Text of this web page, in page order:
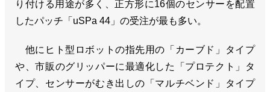
り付ける用途が多く、正方形に16個のセンサーを配置
したパッチ「uSPa 44」の受注が最も多い。
他にヒト型ロボットの指先用の「カーブド」タイプ
や、市販のグリッパーに最適化した「プロテクト」タ
イプ、センサーがむき出しの「マルチベンド」タイプ